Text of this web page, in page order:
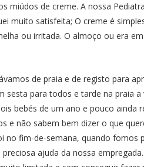
miúdos de creme. A nossa
muito satisfeita; O creme é
ou irritada. O almoço ou era
de praia e de registo para
sesta para todos e tarde na praia
bebés de um ano e pouco ainda
e não sabem bem dizer o que
no fim-de-semana, quando fomos
ajuda da nossa